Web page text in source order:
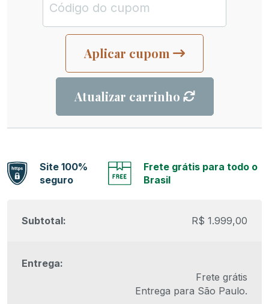
Aplicar cupom
Atualizar carrinho
Site 100%
seguro
Frete grátis para todo o
Brasil
R$ 1.999,00
Frete grátis
Entrega para São Paulo.